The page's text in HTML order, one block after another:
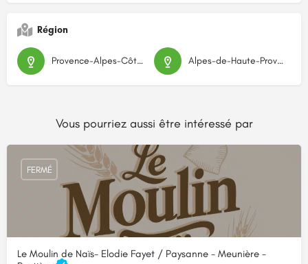
Région
Provence-Alpes-Côte d'Azur Alpes-de-Haute-Provence
Vous pourriez aussi être intéressé par
Le Moulin de Naïs- Elodie Fayet / Paysanne - Meunière -
FERMÉ